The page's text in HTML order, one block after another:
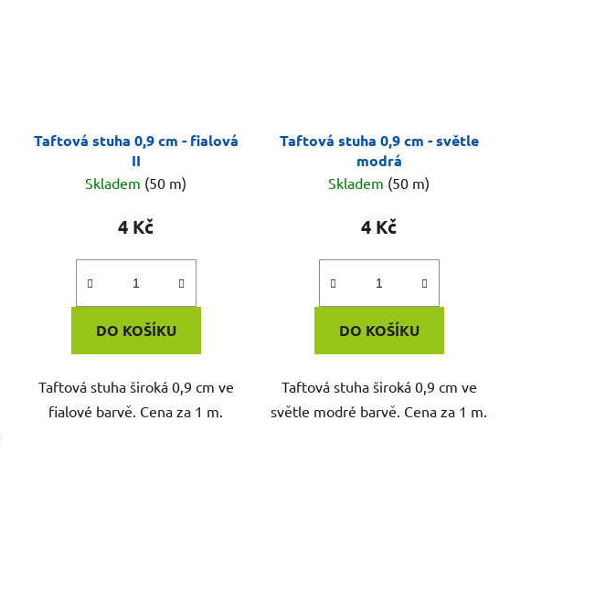
Taftová stuha 0,9 cm - fialová
II
Skladem (50 m)
4 Kč
DO KOŠÍKU
Taftová stuha široká 0,9 cm ve
fialové barvě. Cena za 1 m.
Taftová stuha 0,9 cm - světle
modrá
Skladem (50 m)
4 Kč
DO KOŠÍKU
Taftová stuha široká 0,9 cm ve
světle modré barvě. Cena za 1 m.